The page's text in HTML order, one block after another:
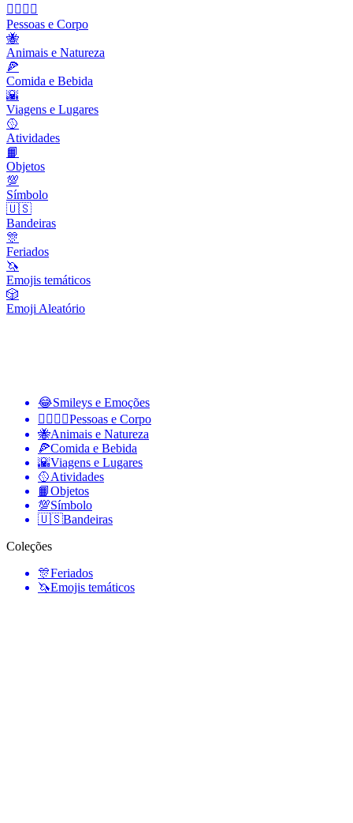
👩‍❤️‍💋‍👨
Pessoas e Corpo
🐝
Animais e Natureza
🍕
Comida e Bebida
🌇
Viagens e Lugares
🥎
Atividades
📙
Objetos
💯
Símbolo
🇺🇸
Bandeiras
🎊
Feriados
🦄
Emojis temáticos
🎲
Emoji Aleatório
😂Smileys e Emoções
👩‍❤️‍💋‍👨Pessoas e Corpo
🐝Animais e Natureza
🍕Comida e Bebida
🌇Viagens e Lugares
🥎Atividades
📙Objetos
💯Símbolo
🇺🇸Bandeiras
Coleções
🎊Feriados
🦄Emojis temáticos